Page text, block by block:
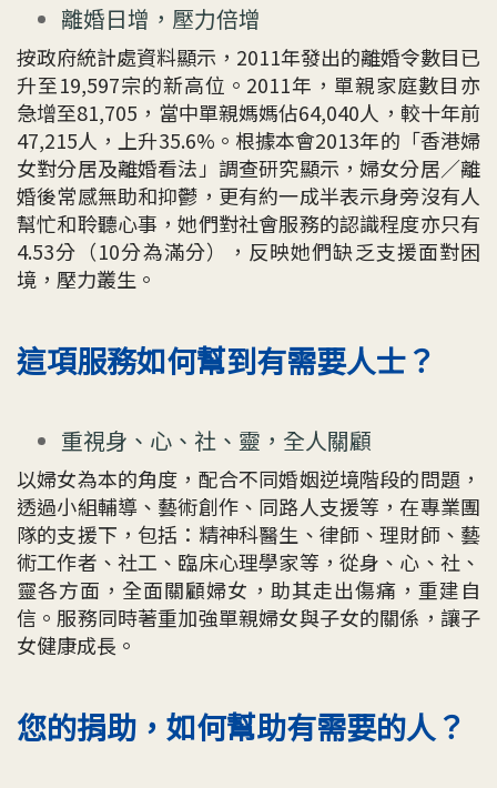
離婚日增，壓力倍增
按政府統計處資料顯示，2011年發出的離婚令數目已
升至19,597宗的新高位。2011年，單親家庭數目亦
急增至81,705，當中單親媽媽佔64,040人，較十年前
47,215人，上升35.6%。根據本會2013年的「香港婦
女對分居及離婚看法」調查研究顯示，婦女分居／離
婚後常感無助和抑鬱，更有約一成半表示身旁沒有人
幫忙和聆聽心事，她們對社會服務的認識程度亦只有
4.53分（10分為滿分），反映她們缺乏支援面對困
境，壓力叢生。
這項服務如何幫到有需要人士？
重視身、心、社、靈，全人關顧
以婦女為本的角度，配合不同婚姻逆境階段的問題，
透過小組輔導、藝術創作、同路人支援等，在專業團
隊的支援下，包括：精神科醫生、律師、理財師、藝
術工作者、社工、臨床心理學家等，從身、心、社、
靈各方面，全面關顧婦女，助其走出傷痛，重建自
信。服務同時著重加強單親婦女與子女的關係，讓子
女健康成長。
您的捐助，如何幫助有需要的人？